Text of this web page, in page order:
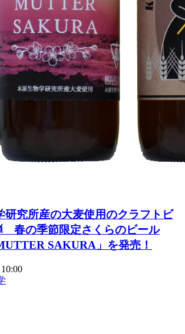
研究所産の大麦使用のクラフトビ
春の季節限定さくらのビール
SAKURA」を発売！